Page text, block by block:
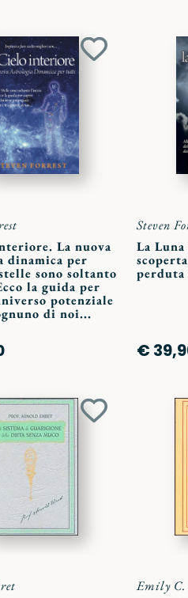
Aggiungi
La nuova
dinamica per
sono soltanto
la guida per
potenziale
di noi...
Steven
La
€
Aggiungi
Emily